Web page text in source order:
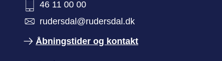
46 11 00 00
rudersdal@rudersdal.dk
Åbningstider og kontakt